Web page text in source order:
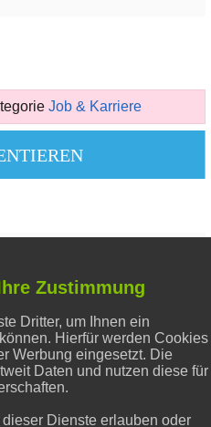
Job & Karriere
Zustimmung
Dritter, um Ihnen ein
Hierfür werden Cookies
Werbung eingesetzt. Die
Daten und nutzen diese für
Dienste erlauben oder